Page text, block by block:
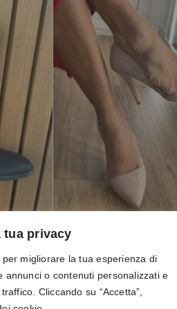
tua privacy
migliorare la tua esperienza di
annunci o contenuti personalizzati e
Cliccando su “Accetta”,
37, 39, 40
€25.00